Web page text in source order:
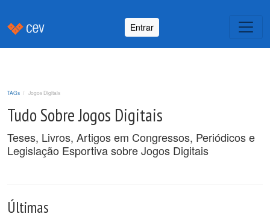
Entrar
TAGs Jogos Digitais
Tudo Sobre Jogos Digitais
Teses, Livros, Artigos em Congressos, Periódicos e
Legislação Esportiva sobre Jogos Digitais
Últimas